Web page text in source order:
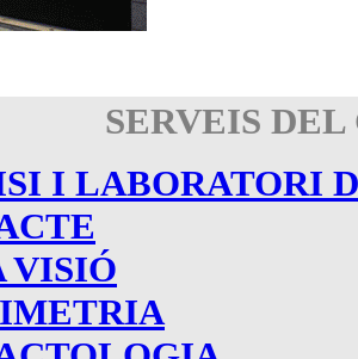
SERVEIS DEL
I LABORATORI
VISIÓ